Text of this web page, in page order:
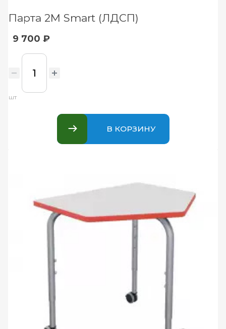
Парта 2М Smart (ЛДСП)
9 700 ₽
шт
В КОРЗИНУ